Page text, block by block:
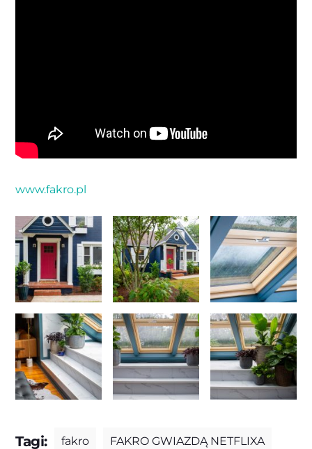
www.fakro.pl
Tagi: fakro FAKRO GWIAZDĄ NETFLIXA